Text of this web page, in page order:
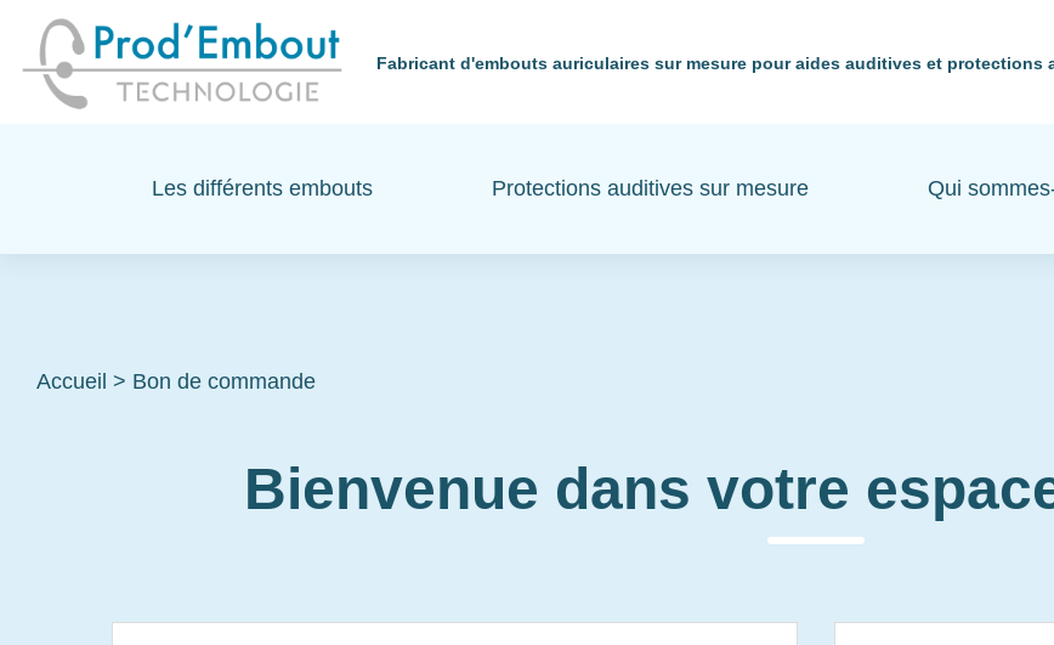
Fabricant d'embouts auriculaires sur mesure pour aides auditives et protections
Les différents embouts Protections auditives sur mesure Qui
Accueil > Bon de commande
Bienvenue dans votre